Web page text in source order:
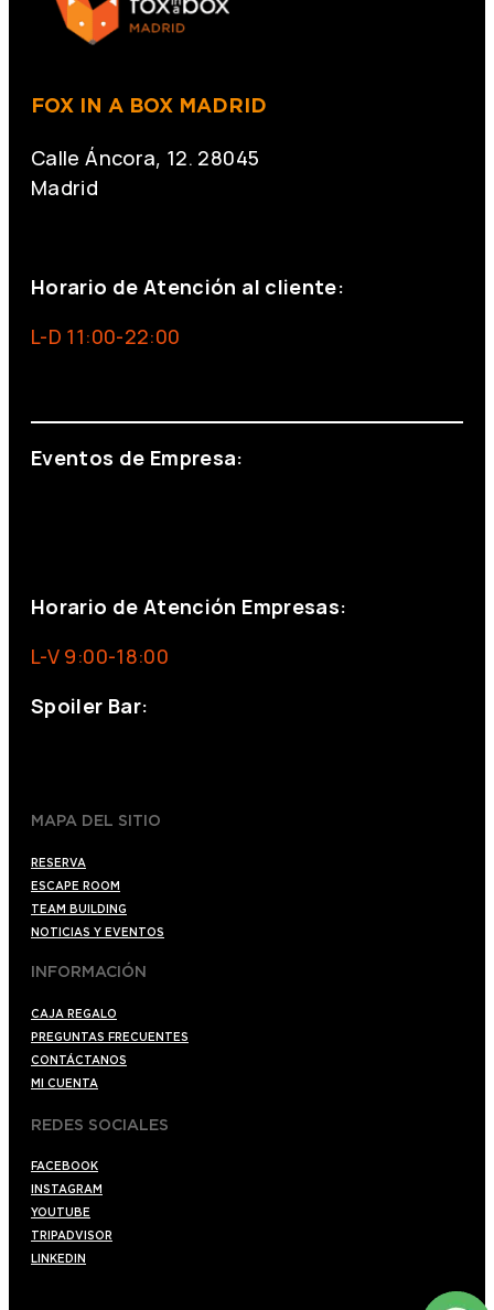
FOX IN A BOX MADRID
Calle Áncora, 12. 28045
Madrid
Horario de Atención al cliente:
L-D 11:00-22:00
Eventos de Empresa:
Horario de Atención Empresas:
L-V 9:00-18:00
Spoiler Bar:
MAPA DEL SITIO
RESERVA
ESCAPE ROOM
TEAM BUILDING
NOTICIAS Y EVENTOS
INFORMACIÓN
CAJA REGALO
PREGUNTAS FRECUENTES
CONTÁCTANOS
MI CUENTA
REDES SOCIALES
FACEBOOK
INSTAGRAM
YOUTUBE
TRIPADVISOR
LINKEDIN